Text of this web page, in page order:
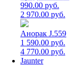
990.00 руб.
2 970.00 руб.
Анорак J.559
1 590.00 руб.
4 770.00 руб.
Jaunter